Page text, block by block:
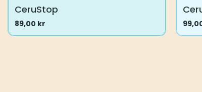
CeruStop
89,00 kr